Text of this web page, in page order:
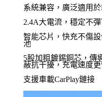
系統兼容，廣泛適用
2.4A大電流，穩定不
智能芯片，快充不傷
池
5股加粗鍍錫銅芯，傳
蔽抗干擾，充電速度
支援車載CarPlay鏈接